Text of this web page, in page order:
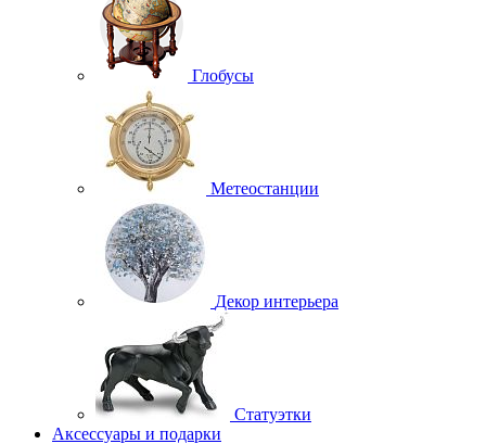
Глобусы
Метеостанции
Декор интерьера
Статуэтки
Аксессуары и подарки